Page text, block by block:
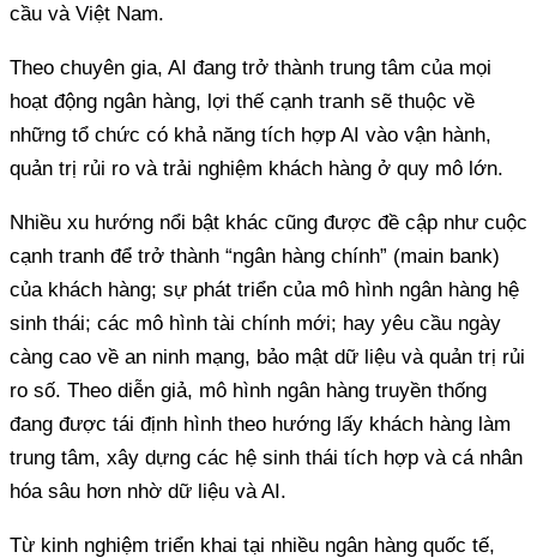
cầu và Việt Nam.
Theo chuyên gia, AI đang trở thành trung tâm của mọi
hoạt động ngân hàng, lợi thế cạnh tranh sẽ thuộc về
những tổ chức có khả năng tích hợp AI vào vận hành,
quản trị rủi ro và trải nghiệm khách hàng ở quy mô lớn.
Nhiều xu hướng nổi bật khác cũng được đề cập như cuộc
cạnh tranh để trở thành “ngân hàng chính” (main bank)
của khách hàng; sự phát triển của mô hình ngân hàng hệ
sinh thái; các mô hình tài chính mới; hay yêu cầu ngày
càng cao về an ninh mạng, bảo mật dữ liệu và quản trị rủi
ro số. Theo diễn giả, mô hình ngân hàng truyền thống
đang được tái định hình theo hướng lấy khách hàng làm
trung tâm, xây dựng các hệ sinh thái tích hợp và cá nhân
hóa sâu hơn nhờ dữ liệu và AI.
Từ kinh nghiệm triển khai tại nhiều ngân hàng quốc tế,